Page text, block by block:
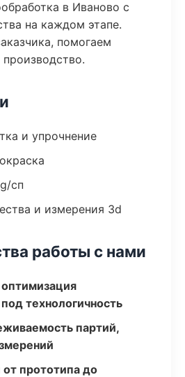
в Иваново с
на каждом этапе.
помогаем
и упрочнение
сп
и измерения 3d
работы с нами
технологичность
партий,
прототипа до